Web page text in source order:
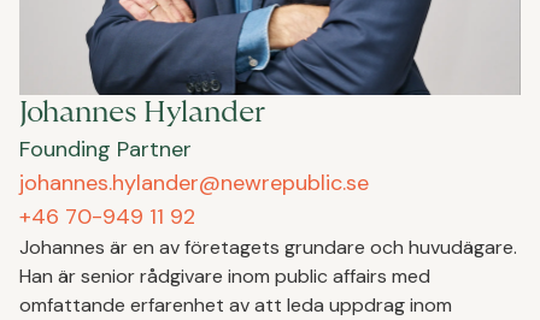
Johannes Hylander
Founding Partner
johannes.hylander@newrepublic.se
+46 70-949 11 92
Johannes är en av företagets grundare och huvudägare.
Han är senior rådgivare inom public affairs med
omfattande erfarenhet av att leda uppdrag inom